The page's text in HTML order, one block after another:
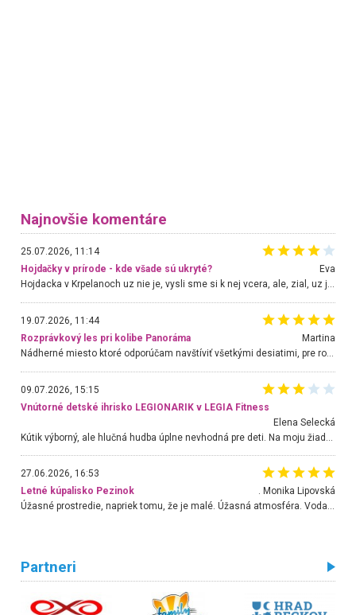
Najnovšie komentáre
25.07.2026, 11:14
Hojdačky v prírode - kde všade sú ukryté?
Eva
Hojdacka v Krpelanoch uz nie je, vysli sme si k nej vcera, ale, zial, uz je znicena. Ak sem planujete cestu len kvoli hojdacke, mozete si ju usetrit. Krasny vyhlad je tu vsak aj bez hojdacky :-)
19.07.2026, 11:44
Rozprávkový les pri kolibe Panoráma
Martina
Nádherné miesto ktoré odporúčam navštíviť všetkými desiatimi, pre rodiny s deťmi, dôchodcom... Proste a jednoducho ozaj rozprávkový les.. určite ešte prídeme. Odniesli sme si na pamiatku krásne tričká,
09.07.2026, 15:15
Vnútorné detské ihrisko LEGIONARIK v LEGIA Fitness
Elena Selecká
27.06.2026, 16:53
Letné kúpalisko Pezinok
. Monika Lipovská
Úžasné prostredie, napriek tomu, že je malé. Úžasná atmosféra. Voda fantastická a nádherná. Ľudí je pomerne veľa, ale su mili a ohľaduplní. Je veľmi zaujímavé sledovať, ako dokážu spolu športovať cudzí ľudia a bez ohľadu na vek. Vládne tu pohoda. Vnuka neviem dostať z vody. Ďakujem za krásny deň . Urcite sa sem vrátim. Jediný problém je s parkovaním, ale aj ten sa mi podarilo vyriešiť. Monika Bratislava
Partneri